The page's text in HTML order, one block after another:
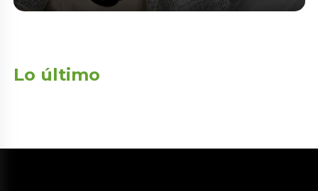
Lo último